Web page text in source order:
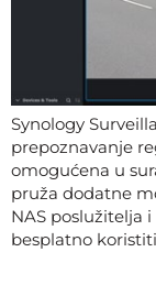
Synology
prepoznavanje
omogućena u
pruža dodatne
NAS poslužitelja
besplatno